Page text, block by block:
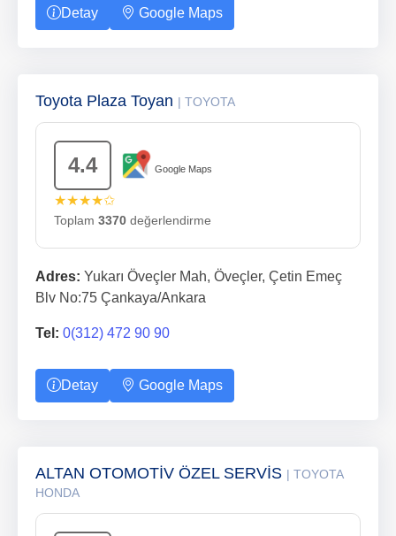
Detay Google Maps
Toyota Plaza Toyan | TOYOTA
4.4 Google Maps
★★★★✩
Toplam 3370 değerlendirme
Adres: Yukarı Öveçler Mah, Öveçler, Çetin Emeç
Blv No:75 Çankaya/Ankara
Tel: 0(312) 472 90 90
Detay Google Maps
ALTAN OTOMOTİV ÖZEL SERVİS | TOYOTA
HONDA